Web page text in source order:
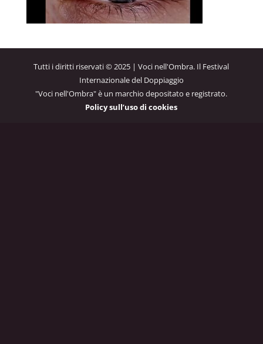
Tutti i diritti riservati © 2025 | Voci nell'Ombra. Il Festival
Internazionale del Doppiaggio
"Voci nell'Ombra" è un marchio depositato e registrato.
Policy sull’uso di cookies